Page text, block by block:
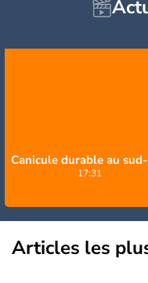
Canicule durable au
17:31
Articles les